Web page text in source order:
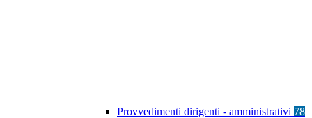
Provvedimenti dirigenti - amministrativi 78